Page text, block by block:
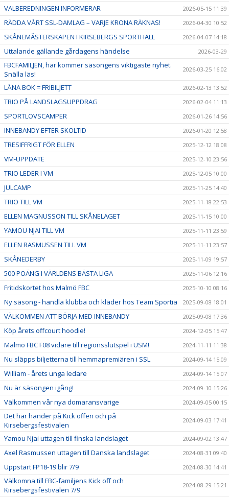
VALBEREDNINGEN INFORMERAR 2026-05-15 11:39
RÄDDA VÅRT SSL-DAMLAG – VARJE KRONA RÄKNAS! 2026-04-30 10:52
SKÅNEMÄSTERSKAPEN I KIRSEBERGS SPORTHALL 2026-04-07 14:18
Uttalande gällande gårdagens händelse 2026-03-29
FBCFAMILJEN, här kommer säsongens viktigaste nyhet.
Snälla läs!
2026-03-25 16:02
LÅNA BOK = FRIBILJETT 2026-02-13 13:52
TRIO PÅ LANDSLAGSUPPDRAG 2026-02-04 11:13
SPORTLOVSCAMPER 2026-01-26 14:56
INNEBANDY EFTER SKOLTID 2026-01-20 12:58
TRESIFFRIGT FÖR ELLEN 2025-12-12 18:08
VM-UPPDATE 2025-12-10 23:56
TRIO LEDER I VM 2025-12-05 10:00
JULCAMP 2025-11-25 14:40
TRIO TILL VM 2025-11-18 22:53
ELLEN MAGNUSSON TILL SKÅNELAGET 2025-11-15 10:00
YAMOU NJAI TILL VM 2025-11-11 23:59
ELLEN RASMUSSEN TILL VM 2025-11-11 23:57
SKÅNEDERBY 2025-11-09 19:57
500 POÄNG I VÄRLDENS BÄSTA LIGA 2025-11-06 12:16
Fritidskortet hos Malmö FBC 2025-10-10 08:16
Ny säsong - handla klubba och kläder hos Team Sportia 2025-09-08 18:01
VÄLKOMMEN ATT BÖRJA MED INNEBANDY 2025-09-08 17:36
Köp årets offcourt hoodie! 2024-12-05 15:47
Malmö FBC F08 vidare till regionsslutspel i USM! 2024-11-11 11:38
Nu släpps biljetterna till hemmapremiären i SSL 2024-09-14 15:09
William - årets unga ledare 2024-09-14 15:07
Nu är säsongen igång! 2024-09-10 15:26
Välkommen vår nya domaransvarige 2024-09-05 00:15
Det här händer på Kick offen och på
Kirsebergsfestivalen
2024-09-03 17:41
Yamou Njai uttagen till finska landslaget 2024-09-02 13:47
Axel Rasmussen uttagen till Danska landslaget 2024-08-31 09:40
Uppstart FP18-19 blir 7/9 2024-08-30 14:41
Välkomna till FBC-familjens Kick off och
Kirsebergsfestivalen 7/9
2024-08-29 15:21